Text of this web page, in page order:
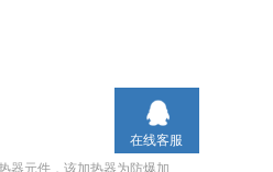
器元件，该加热器为防爆加
在线客服